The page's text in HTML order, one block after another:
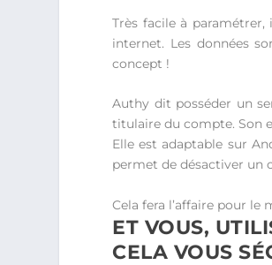
Très facile à
internet. Les données
concept !
Authy dit posséder un
titulaire du compte. Son
Elle est adaptable sur
permet de désactiver un
Cela fera l’affaire pour le
ET VOUS,
CELA VOUS